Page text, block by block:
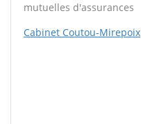
mutuelles d'assurances
Cabinet Coutou-Mirepoix